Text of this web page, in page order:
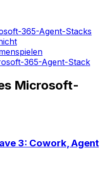
365-Agent-Stacks
365-Agent-Stack
Microsoft-
3: Cowork, Agent